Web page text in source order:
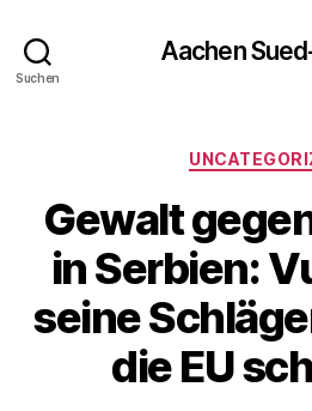
Suchen
Aachen
Gewalt
in Serbien:
seine
die EU